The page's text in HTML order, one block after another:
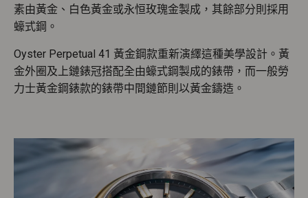
素由黃金、白色黃金或永恒玫瑰金製成，其餘部分則採用
蠔式鋼。
Oyster Perpetual 41 黃金鋼款重新演繹這種美學設計。黃
金外圈及上鏈錶冠搭配全由蠔式鋼製成的錶帶，而一般勞
力士黃金鋼錶款的錶帶中間鏈節則以黃金鑄造。